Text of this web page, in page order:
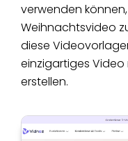
verwenden
Weihnachtsvideo
diese
einzigartiges
erstellen.